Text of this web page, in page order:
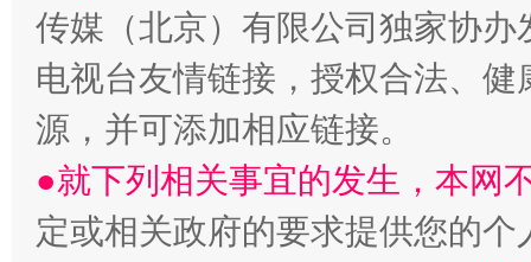
受贿1.44亿！段成刚被判无期 从幼
传媒（北京）有限公司独家协
电视台友情链接，授权合法、
源，并可添加相应链接。
●就下列相关事宜的发生，本网
定或相关政府的要求提供您的个